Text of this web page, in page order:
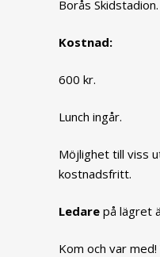
Borås Skidstadion.
Kostnad:
600 kr.
Lunch ingår.
Möjlighet till viss
kostnadsfritt.
Ledare på lägret
Kom och var